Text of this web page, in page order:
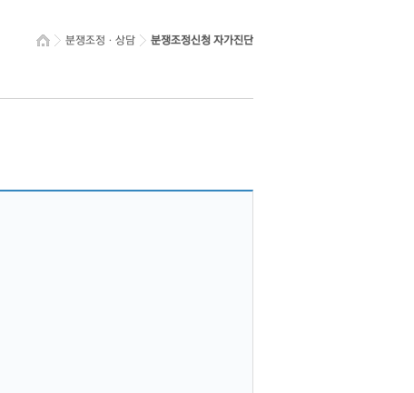
분쟁조정ㆍ상담 분쟁조정신청 자가진단